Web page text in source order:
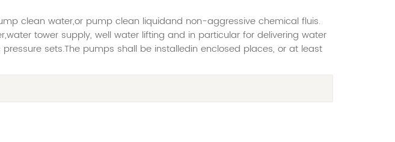
clean water,or pump clean liquidand non-aggressive chemical fluis.
tower supply, well water lifting and in particular for delivering water
sets.The pumps shall be installedin enclosed places, or at least